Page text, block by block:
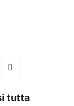
tutta